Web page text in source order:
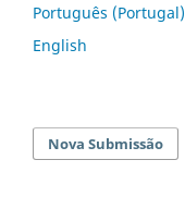
Português (Portugal)
English
Nova Submissão